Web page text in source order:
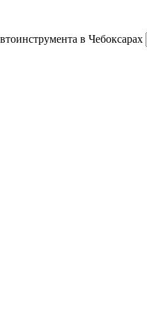
в Чебоксарах